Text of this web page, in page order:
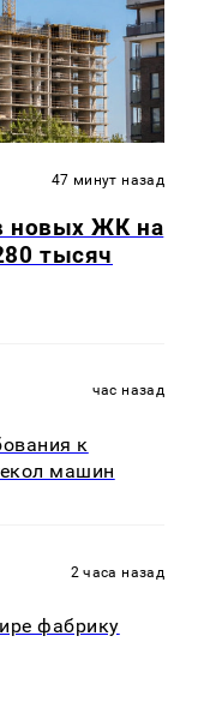
47 минут назад
новых ЖК на
тысяч
час назад
к
машин
2 часа назад
фабрику